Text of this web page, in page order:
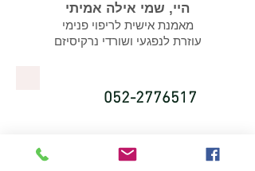
היי, שמי אילה אמיתי
מאמנת אישית לריפוי פנימי
עוזרת לנפגעי ושורדי נרקיסיזם
052-2776517